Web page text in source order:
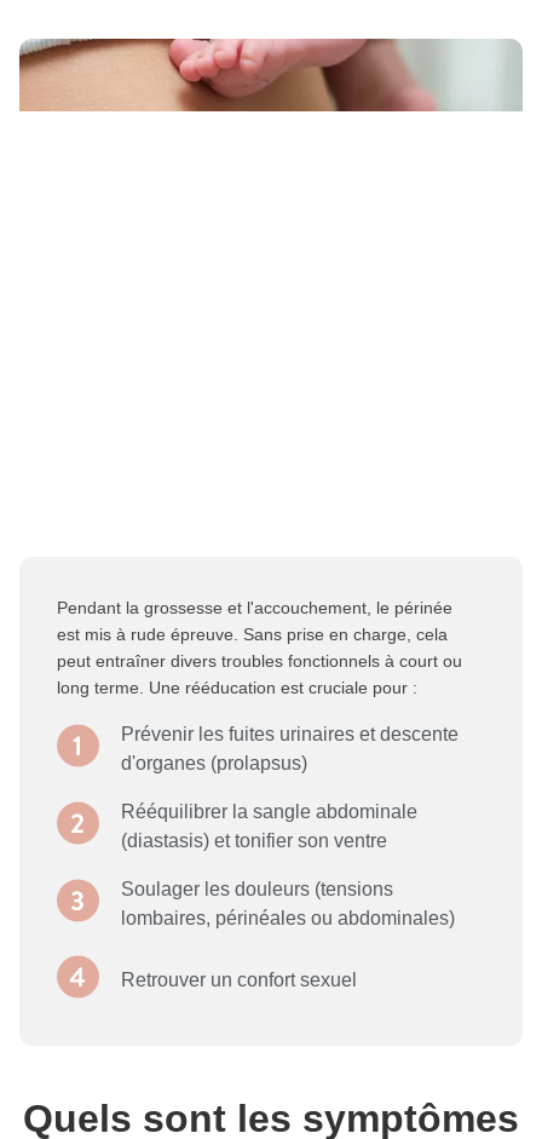
Pendant la grossesse et l'accouchement, le périnée
est mis à rude épreuve. Sans prise en charge, cela
peut entraîner divers troubles fonctionnels à court ou
long terme. Une rééducation est cruciale pour :
Prévenir les fuites urinaires et descente
d'organes (prolapsus)
Rééquilibrer la sangle abdominale
(diastasis) et tonifier son ventre
Soulager les douleurs (tensions
lombaires, périnéales ou abdominales)
Retrouver un confort sexuel
Quels sont les symptômes